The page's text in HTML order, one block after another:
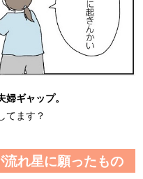
婦ギャップ。
てます？
れ星に願ったもの